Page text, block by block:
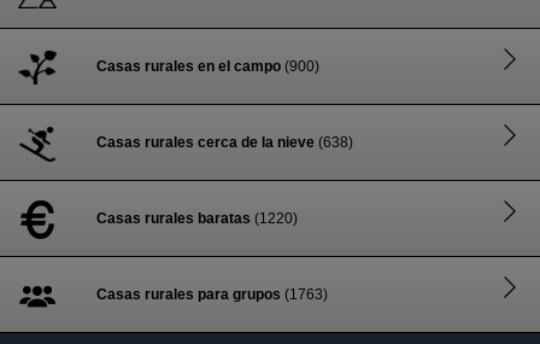
Casas rurales en el campo (900)
Casas rurales cerca de la nieve (638)
Casas rurales baratas (1220)
Casas rurales para grupos (1763)